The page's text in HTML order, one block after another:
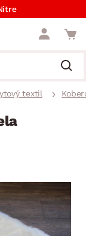
textil